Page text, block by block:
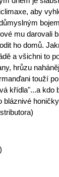
aby
mu darovali
ho domů.
a všichni to
hrůzu
touží
křídla"...a kdo